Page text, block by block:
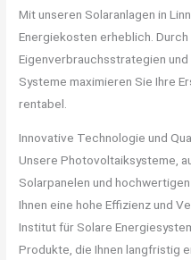
Mit unseren Solaranlagen in
Energiekosten erheblich.
Eigenverbrauchsstrategien
Systeme maximieren Sie Ihre
rentabel.
Innovative Technologie und
Unsere Photovoltaiksysteme,
Solarpanelen und
Ihnen eine hohe Effizienz und
Institut für Solare
Produkte, die Ihnen langfristig